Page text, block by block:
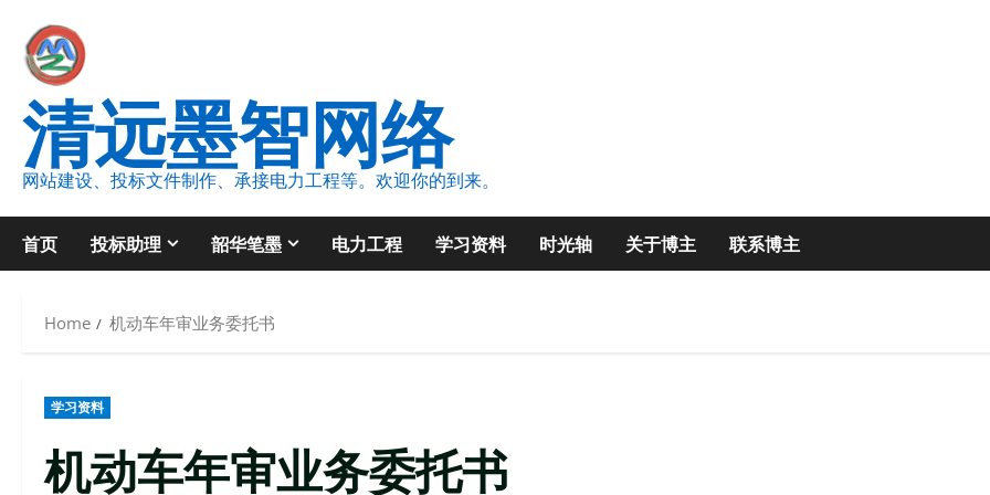
content
清远墨智网络
网站建设、投标文件制作、承接电力工程等。欢迎你的到来。
首页 投标助理 韶华笔墨 电力工程 学习资料 时光轴 关于博主 联系博主
Home 机动车年审业务委托书
学习资料
机动车年审业务委托书